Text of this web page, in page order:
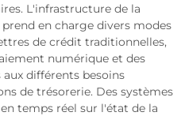
L'infrastructure de la
en charge divers modes
de crédit traditionnelles,
numérique et des
différents besoins
de trésorerie. Des systèmes
temps réel sur l'état de la